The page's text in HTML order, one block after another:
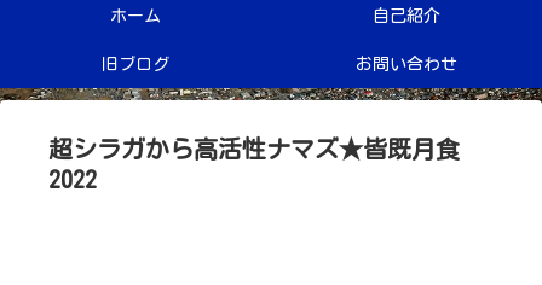
ホーム 自己紹介
旧ブログ お問い合わせ
超シラガから高活性ナマズ★皆既月食
2022